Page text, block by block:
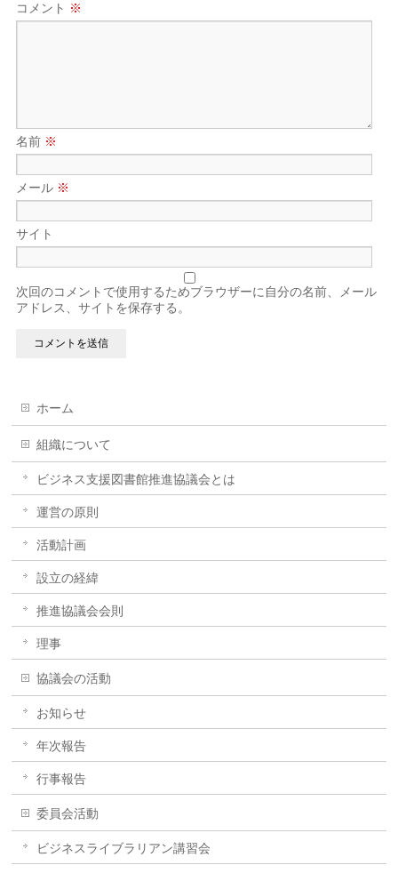
コメント ※
名前 ※
メール ※
サイト
次回のコメントで使用するためブラウザーに自分の名前、メール
アドレス、サイトを保存する。
ホーム
組織について
ビジネス支援図書館推進協議会とは
運営の原則
活動計画
設立の経緯
推進協議会会則
理事
協議会の活動
お知らせ
年次報告
行事報告
委員会活動
ビジネスライブラリアン講習会